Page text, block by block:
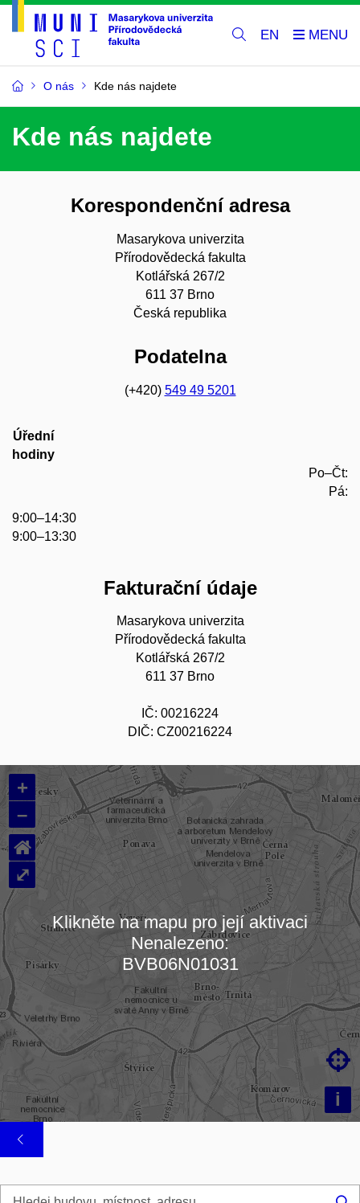
EN
O nás Kde nás najdete
Kde nás najdete
Korespondenční adresa
Masarykova univerzita
Přírodovědecká fakulta
Kotlářská 267/2
611 37 Brno
Česká republika
Podatelna
(+420) 549 49 5201
Úřední
hodiny
Po–Čt:
Pá:
9:00–14:30
9:00–13:30
Fakturační údaje
Masarykova univerzita
Přírodovědecká fakulta
Kotlářská 267/2
611 37 Brno
IČ: 00216224
DIČ: CZ00216224
Načítám mapu…
+
–
i

⌂
⤢
Klikněte na mapu pro její aktivaci
Nenalezeno:
BVB06N01031